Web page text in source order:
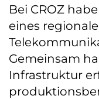
Bei CROZ
eines
Gemeinsam
Infrastruktur